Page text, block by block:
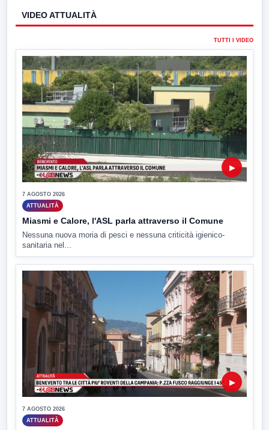
VIDEO ATTUALITÀ
TUTTI I VIDEO
▶
7 AGOSTO 2026
ATTUALITÀ
Miasmi e Calore, l'ASL parla attraverso il Comune
Nessuna nuova moria di pesci e nessuna criticità igienico-
sanitaria nel...
▶
7 AGOSTO 2026
ATTUALITÀ